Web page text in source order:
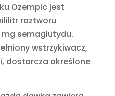
Ozempic jest
roztworu
mg semaglutydu.
wstrzykiwacz,
dostarcza określone